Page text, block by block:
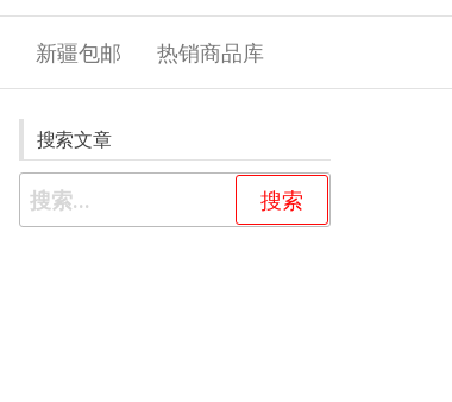
新疆包邮 热销商品库
搜索文章